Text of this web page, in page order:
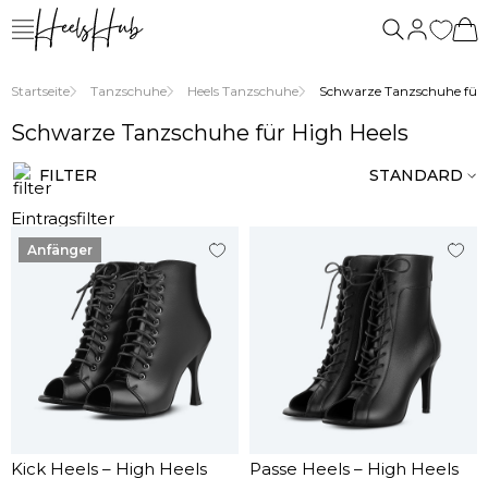
Startseite Tanzschuhe Heels Tanzschuhe Schwarze Tanzschuhe für
Schwarze Tanzschuhe für High Heels
FILTER STANDARD
Eintragsfilter
Anfänger
Kick Heels – High Heels
Passe Heels – High Heels